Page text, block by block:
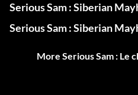
Serious Sam : Siberian
Serious Sam : Siberian
More Serious Sam : Le